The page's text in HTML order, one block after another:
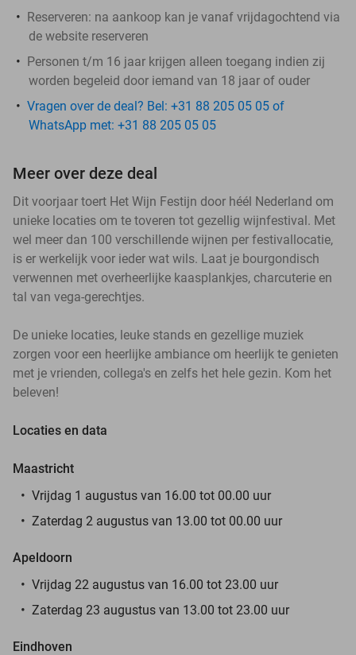
Reserveren: na aankoop kan je vanaf vrijdagochtend via
de website reserveren
Personen t/m 16 jaar krijgen alleen toegang indien zij
worden begeleid door iemand van 18 jaar of ouder
Vragen over de deal? Bel: +31 88 205 05 05 of
WhatsApp met: +31 88 205 05 05
Meer over deze deal
Dit voorjaar toert Het Wijn Festijn door héél Nederland om
unieke locaties om te toveren tot gezellig wijnfestival. Met
wel meer dan 100 verschillende wijnen per festivallocatie,
is er werkelijk voor ieder wat wils. Laat je bourgondisch
verwennen met overheerlijke kaasplankjes, charcuterie en
tal van vega-gerechtjes.
De unieke locaties, leuke stands en gezellige muziek
zorgen voor een heerlijke ambiance om heerlijk te genieten
met je vrienden, collega's en zelfs het hele gezin. Kom het
beleven!
Locaties en data
Maastricht
Vrijdag 1 augustus van 16.00 tot 00.00 uur
Zaterdag 2 augustus van 13.00 tot 00.00 uur
Apeldoorn
Vrijdag 22 augustus van 16.00 tot 23.00 uur
Zaterdag 23 augustus van 13.00 tot 23.00 uur
Eindhoven